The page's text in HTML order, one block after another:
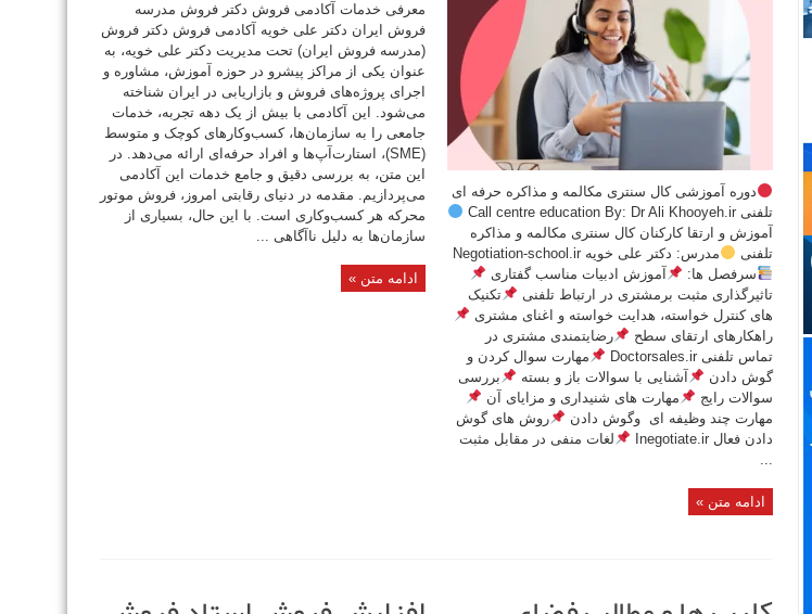
دوره آموزشی کال سنتری مکالمه و مذاکره حرفه ای
تلفنی Call centre education By: Dr Ali Khooyeh.ir
آموزش و ارتقا کارکنان کال سنتری مکالمه و مذاکره
تلفنی
مدرس: دکتر علی خویه Negotiation-school.ir
سرفصل ها:
آموزش ادبیات مناسب گفتاری
تاثیرگذاری مثبت برمشتری در ارتباط تلفنی
تکنیک
های کنترل خواسته، هدایت خواسته و اغنای مشتری
راهکارهای ارتقای سطح
رضایتمندی مشتری در
تماس تلفنی Doctorsales.ir
مهارت سوال کردن و
گوش دادن
آشنایی با سوالات باز و بسته
بررسی
سوالات رایج
مهارت های شنیداری و مزایای آن
مهارت چند وظیفه ای وگوش دادن
روش های گوش
دادن فعال Inegotiate.ir
لغات منفی در مقابل مثبت
...
ادامه متن »
معرفی خدمات آکادمی فروش دکتر فروش مدرسه
فروش ایران دکتر علی خویه آکادمی فروش دکتر فروش
(مدرسه فروش ایران) تحت مدیریت دکتر علی خویه، به
عنوان یکی از مراکز پیشرو در حوزه آموزش، مشاوره و
اجرای پروژه‌های فروش و بازاریابی در ایران شناخته
می‌شود. این آکادمی با بیش از یک دهه تجربه، خدمات
جامعی را به سازمان‌ها، کسب‌وکارهای کوچک و متوسط
(SME)، استارت‌آپ‌ها و افراد حرفه‌ای ارائه می‌دهد. در
این متن، به بررسی دقیق و جامع خدمات این آکادمی
می‌پردازیم. مقدمه در دنیای رقابتی امروز، فروش موتور
محرکه هر کسب‌وکاری است. با این حال، بسیاری از
سازمان‌ها به دلیل ناآگاهی ...
ادامه متن »